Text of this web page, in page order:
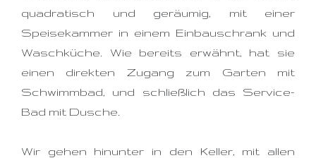
quadratisch und geräumig, mit einer
Speisekammer in einem Einbauschrank und
Waschküche. Wie bereits erwähnt, hat sie
einen direkten Zugang zum Garten mit
Schwimmbad, und schließlich das Service-
Bad mit Dusche.
Wir gehen hinunter in den Keller, mit allen